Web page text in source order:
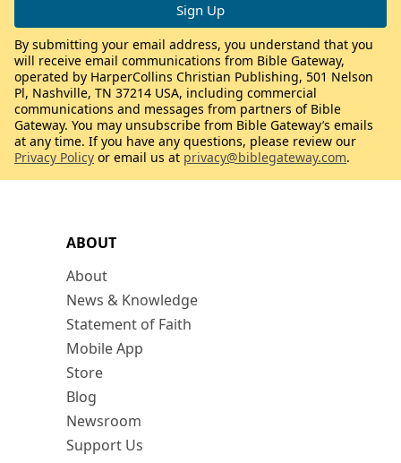
ABOUT
About
News & Knowledge
Statement of Faith
Mobile App
Store
Blog
Newsroom
Support Us
By submitting your email address, you understand that you
will receive email communications from Bible Gateway,
operated by HarperCollins Christian Publishing, 501 Nelson
Pl, Nashville, TN 37214 USA, including commercial
communications and messages from partners of Bible
Gateway. You may unsubscribe from Bible Gateway’s emails
at any time. If you have any questions, please review our
Privacy Policy or email us at privacy@biblegateway.com.